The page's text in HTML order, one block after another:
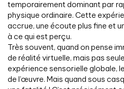
temporairement dominant par
physique ordinaire. Cette
accrue, une écoute plus fine et
à ce qui est perçu.
Très souvent, quand on pense
de réalité virtuelle, mais pas
expérience sensorielle globale,
de l’œuvre. Mais quand sous